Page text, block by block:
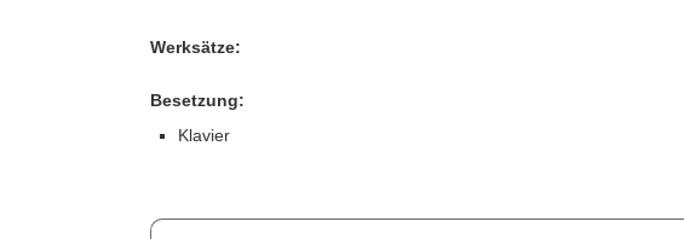
Werksätze:
Besetzung:
Klavier